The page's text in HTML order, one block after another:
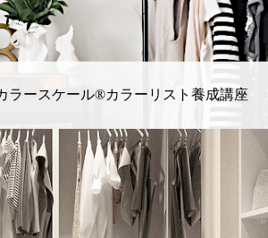
ラースケール®カラーリスト養成講座